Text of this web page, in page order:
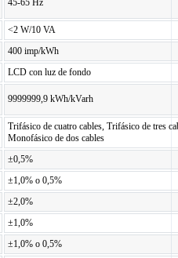
45-65 Hz
<2 W/10 VA
400 imp/kWh
LCD con luz de fondo
9999999,9 kWh/kVarh
Trifásico de cuatro cables, Trifásico de tres
Monofásico de dos cables
±0,5%
±1,0% o 0,5%
±2,0%
±1,0%
±1,0% o 0,5%